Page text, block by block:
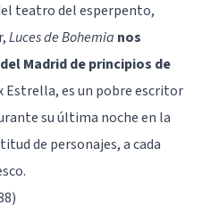
teatro del esperpento,
Luces de Bohemia nos
Madrid de principios de
Estrella, es un pobre escritor
su última noche en la
de personajes, a cada